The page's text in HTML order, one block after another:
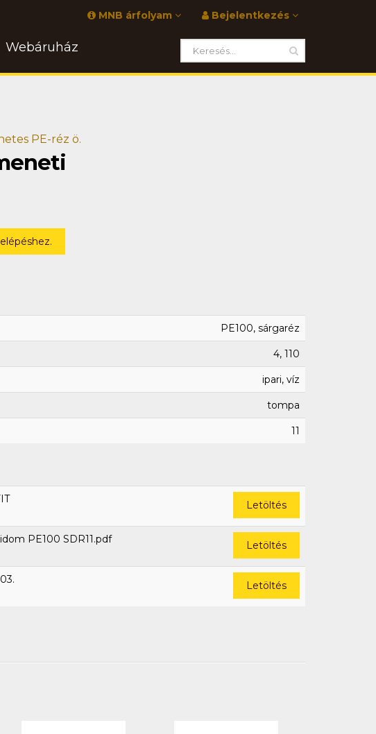
Bejelentkezés
MNB árfolyam
Webáruház
PE-réz ö.
PE100, sárgaréz
4, 110
ipari, víz
tompa
11
Letöltés
PE100 SDR11.pdf Letöltés
Letöltés